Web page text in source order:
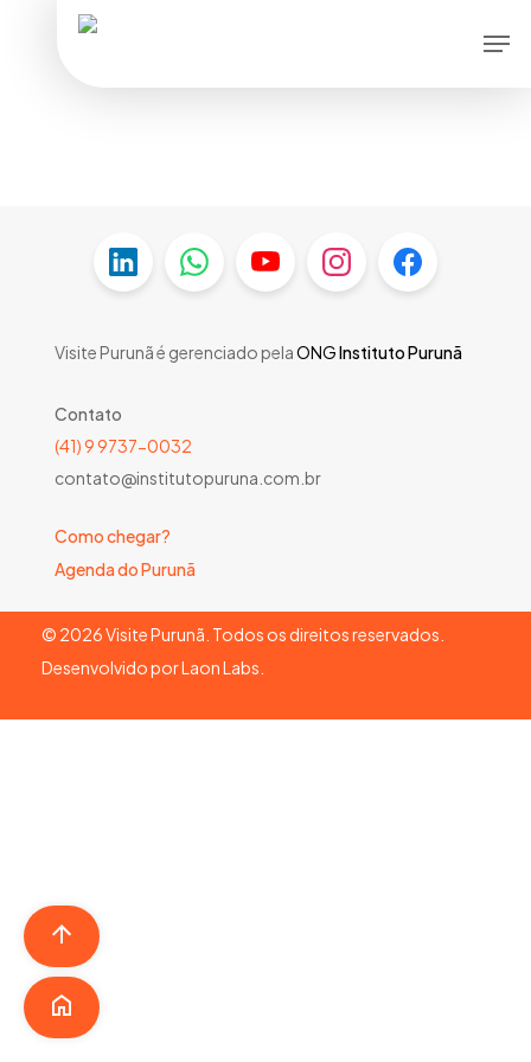
Visite Purunã é gerenciado pelaONGInstituto Purunã
Contato
(41) 9 9737-0032
contato@institutopuruna.com.br
Como chegar?
Agenda do Purunã
© 2026Visite Purunã. Todos os direitos reservados.
Desenvolvido porLaon Labs